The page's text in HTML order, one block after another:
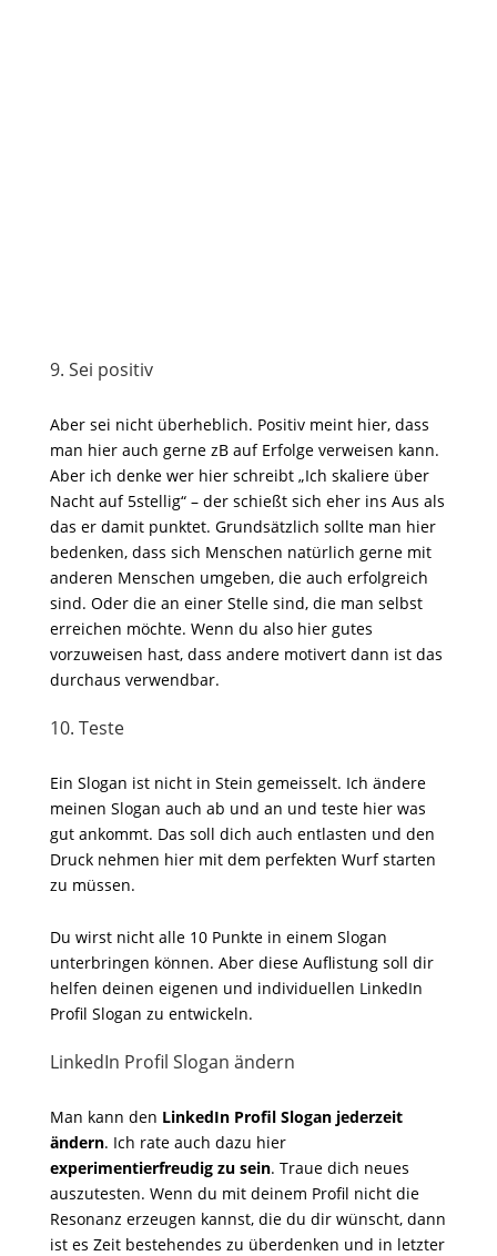
9. Sei positiv
Aber sei nicht überheblich. Positiv meint hier, dass
man hier auch gerne zB auf Erfolge verweisen kann.
Aber ich denke wer hier schreibt „Ich skaliere über
Nacht auf 5stellig“ – der schießt sich eher ins Aus als
das er damit punktet. Grundsätzlich sollte man hier
bedenken, dass sich Menschen natürlich gerne mit
anderen Menschen umgeben, die auch erfolgreich
sind. Oder die an einer Stelle sind, die man selbst
erreichen möchte. Wenn du also hier gutes
vorzuweisen hast, dass andere motivert dann ist das
durchaus verwendbar.
10. Teste
Ein Slogan ist nicht in Stein gemeisselt. Ich ändere
meinen Slogan auch ab und an und teste hier was
gut ankommt. Das soll dich auch entlasten und den
Druck nehmen hier mit dem perfekten Wurf starten
zu müssen.
Du wirst nicht alle 10 Punkte in einem Slogan
unterbringen können. Aber diese Auflistung soll dir
helfen deinen eigenen und individuellen LinkedIn
Profil Slogan zu entwickeln.
LinkedIn Profil Slogan ändern
Man kann den LinkedIn Profil Slogan jederzeit
ändern. Ich rate auch dazu hier
experimentierfreudig zu sein. Traue dich neues
auszutesten. Wenn du mit deinem Profil nicht die
Resonanz erzeugen kannst, die du dir wünscht, dann
ist es Zeit bestehendes zu überdenken und in letzter